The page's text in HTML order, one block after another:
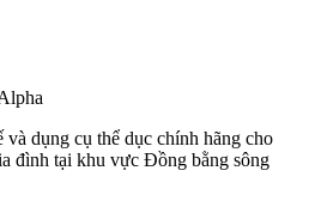
dụng cụ thể dục chính hãng cho
đình tại khu vực Đồng bằng sông